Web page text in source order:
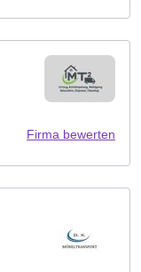
Firma bewerten